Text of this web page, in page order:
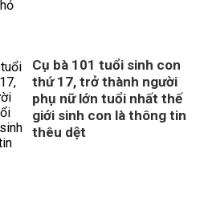
Cụ bà 101 tuổi sinh con
thứ 17, trở thành người
phụ nữ lớn tuổi nhất thế
giới sinh con là thông tin
thêu dệt